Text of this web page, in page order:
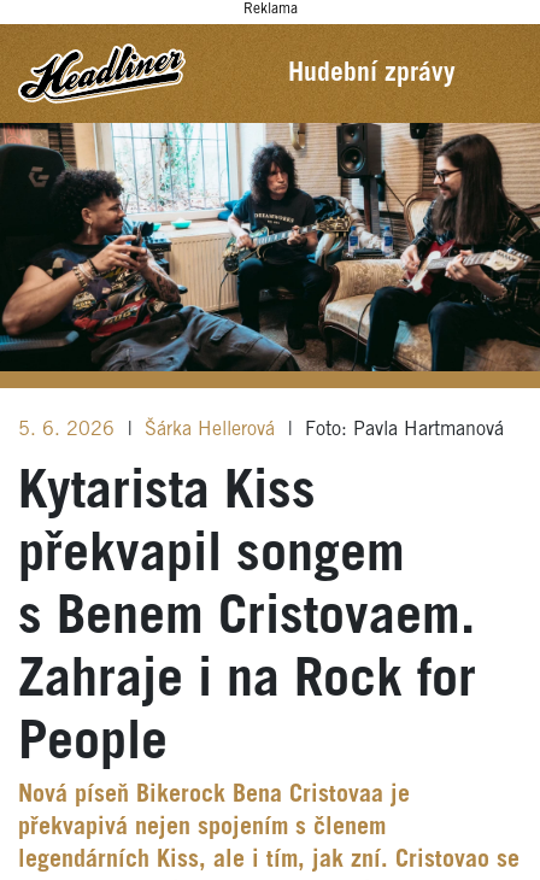
Reklama
Hudební zprávy
5. 6. 2026 Šárka Hellerová Foto: Pavla Hartmanová
Kytarista Kiss
překvapil songem
s Benem Cristovaem.
Zahraje i na Rock for
People
Nová píseň Bikerock Bena Cristovaa je
překvapivá nejen spojením s členem
legendárních Kiss, ale i tím, jak zní. Cristovao se